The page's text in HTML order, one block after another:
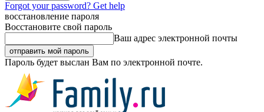
Forgot your password? Get help
восстановление пароля
Восстановите свой пароль
Ваш адрес электронной почты
Пароль будет выслан Вам по электронной почте.